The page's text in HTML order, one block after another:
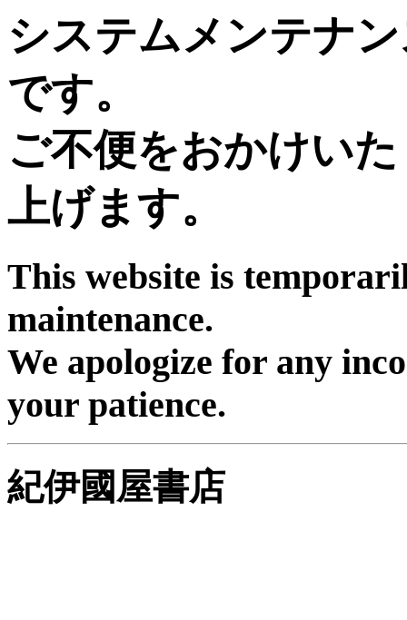
システムメンテナ
です。
ご不便をおかけい
上げます。
This website is
maintenance.
We apologize for any
your patience.
紀伊國屋書店